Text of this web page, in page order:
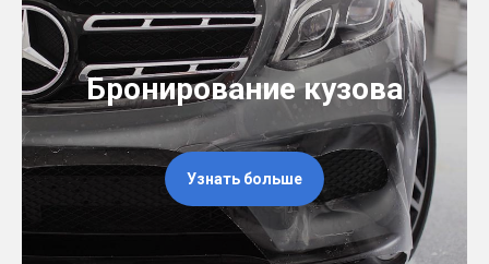
Бронирование кузова
Узнать больше